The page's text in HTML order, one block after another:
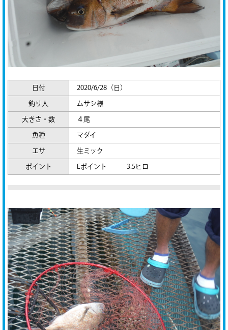
日付 2020/6/28（日）
釣り人 ムサシ様
大きさ・数 ４尾
魚種 マダイ
エサ 生ミック
ポイント Eポイント 3.5ヒロ